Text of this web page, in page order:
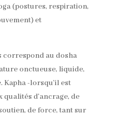
(postures, respiration,
et
correspond au dosha
onctueuse, liquide,
-lorsqu’il est
d’ancrage, de
de force, tant sur